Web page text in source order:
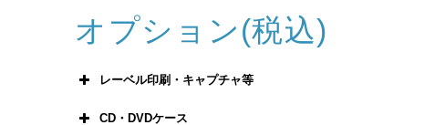
オプション(税込)
レーベル印刷・キャプチャ等
CD・DVDケース